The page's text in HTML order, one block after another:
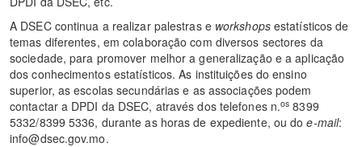
A DSEC continua a realizar palestras e workshopsestatísticos de
temas diferentes, em colaboração com diversos sectores da
sociedade, para promover melhor a generalização e a aplicação
dos conhecimentos estatísticos. As instituições do ensino
superior, as escolas secundárias e as associações podem
contactar a DPDI da DSEC, através dos telefones n.os 8399
5332/8399 5336, durante as horas de expediente, ou doe-mail:
info@dsec.gov.mo.